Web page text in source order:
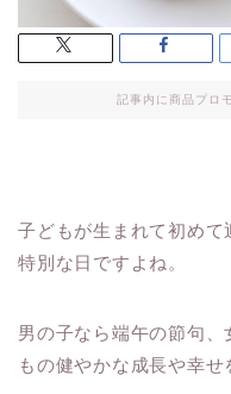
記事内に商品プロ
子どもが生まれて初めて
特別な日ですよね。
男の子なら端午の節句
もの健やかな成長や幸せ